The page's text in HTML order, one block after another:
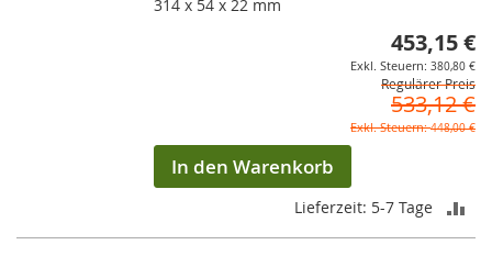
314 x 54 x 22 mm
453,15 €
380,80 €
Regulärer Preis
533,12 €
448,00 €
In den Warenkorb
Lieferzeit: 5-7 Tage